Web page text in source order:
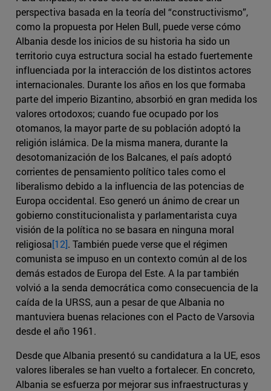
perspectiva basada en la teoría del “constructivismo”,
como la propuesta por Helen Bull, puede verse cómo
Albania desde los inicios de su historia ha sido un
territorio cuya estructura social ha estado fuertemente
influenciada por la interacción de los distintos actores
internacionales. Durante los años en los que formaba
parte del imperio Bizantino, absorbió en gran medida los
valores ortodoxos; cuando fue ocupado por los
otomanos, la mayor parte de su población adoptó la
religión islámica. De la misma manera, durante la
desotomanización de los Balcanes, el país adoptó
corrientes de pensamiento político tales como el
liberalismo debido a la influencia de las potencias de
Europa occidental. Eso generó un ánimo de crear un
gobierno constitucionalista y parlamentarista cuya
visión de la política no se basara en ninguna moral
religiosa[12]. También puede verse que el régimen
comunista se impuso en un contexto común al de los
demás estados de Europa del Este. A la par también
volvió a la senda democrática como consecuencia de la
caída de la URSS, aun a pesar de que Albania no
mantuviera buenas relaciones con el Pacto de Varsovia
desde el año 1961.
Desde que Albania presentó su candidatura a la UE, esos
valores liberales se han vuelto a fortalecer. En concreto,
Albania se esfuerza por mejorar sus infraestructuras y